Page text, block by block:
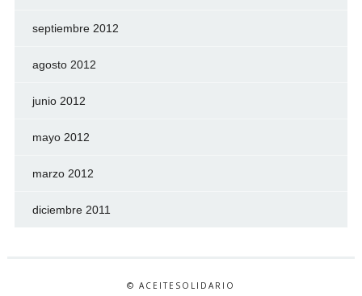
septiembre 2012
agosto 2012
junio 2012
mayo 2012
marzo 2012
diciembre 2011
© ACEITESOLIDARIO